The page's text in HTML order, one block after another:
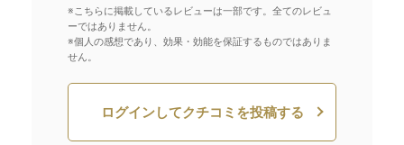
※こちらに掲載しているレビューは一部です。全てのレビュ
ーではありません。
※個人の感想であり、効果・効能を保証するものではありま
せん。
ログインしてクチコミを投稿する